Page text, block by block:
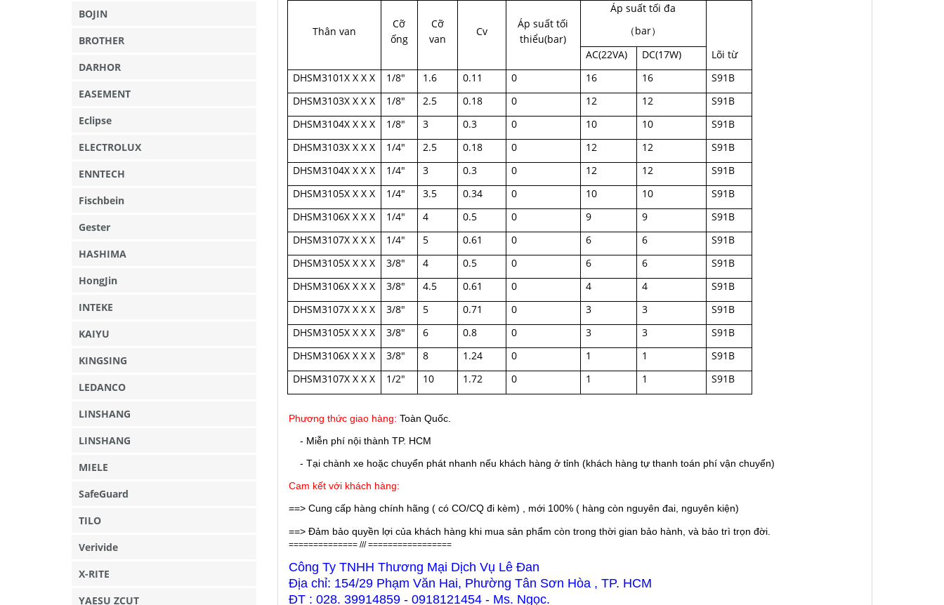
Thân van
Cỡ
ống
Cỡ
van
Cv
Áp suất tối
thiểu(bar)
Áp suất tối đa
（ bar）
Lõi từ
AC(22VA)
DC(17W)
DHSM3101X X X X
1/8″ 1.6 0.11 0 16 16
S91B
DHSM3103X X X X
1/8″ 2.5 0.18 0 12 12
S91B
DHSM3104X X X X
1/8″ 3 0.3 0 10 10
S91B
DHSM3103X X X X
1/4″ 2.5 0.18 0 12 12
S91B
DHSM3104X X X X
1/4″ 3 0.3 0 12 12
S91B
DHSM3105X X X X
1/4″ 3.5 0.34 0 10 10
S91B
DHSM3106X X X X
1/4″ 4 0.5 0 9 9
S91B
DHSM3107X X X X
1/4″ 5 0.61 0 6 6
S91B
DHSM3105X X X X
3/8″ 4 0.5 0 6 6
S91B
DHSM3106X X X X
3/8″ 4.5 0.61 0 4 4
S91B
DHSM3107X X X X
3/8″ 5 0.71 0 3 3
S91B
DHSM3105X X X X
3/8″ 6 0.8 0 3 3
S91B
DHSM3106X X X X
3/8″ 8 1.24 0 1 1
S91B
DHSM3107X X X X
1/2″ 10 1.72 0 1 1 S91B
Phương thức giao hàng: Toàn Quốc.
- Miễn phí nội thành TP. HCM
- Tại chành xe hoặc chuyển phát nhanh nếu khách hàng ở tỉnh (khách hàng tự thanh toán phí vận chuyển)
Cam kết với khách hàng:
==> Cung cấp hàng chính hãng ( có CO/CQ đi kèm) , mới 100% ( hàng còn nguyên đai, nguyên kiện)
==> Đảm bảo quyền lợi của khách hàng khi mua sản phẩm còn trong thời gian bảo hành, và bảo trì trọn đời.
============== /// =================
Công Ty TNHH Thương Mại Dịch Vụ Lê Đan
Địa chỉ: 154/29 Phạm Văn Hai, Phường Tân Sơn Hòa , TP. HCM
ĐT : 028. 39914859 - 0918121454 - Ms. Ngọc.
BOJIN
BROTHER
DARHOR
EASEMENT
Eclipse
ELECTROLUX
ENNTECH
Fischbein
Gester
HASHIMA
HongJin
INTEKE
KAIYU
KINGSING
LEDANCO
LINSHANG
LINSHANG
MIELE
SafeGuard
TILO
Verivide
X-RITE
YAESU ZCUT